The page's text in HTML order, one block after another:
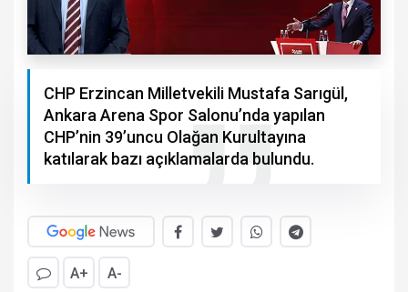
CHP Erzincan Milletvekili Mustafa Sarıgül,
Ankara Arena Spor Salonu’nda yapılan
CHP’nin 39’uncu Olağan Kurultayına
katılarak bazı açıklamalarda bulundu.
A+ A-